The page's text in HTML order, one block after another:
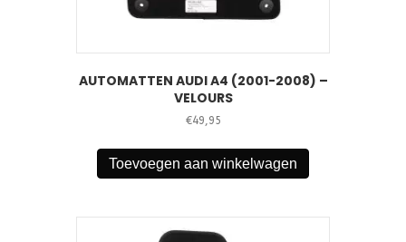
AUTOMATTEN AUDI A4 (2001-2008) –
VELOURS
€49,95
Toevoegen aan winkelwagen